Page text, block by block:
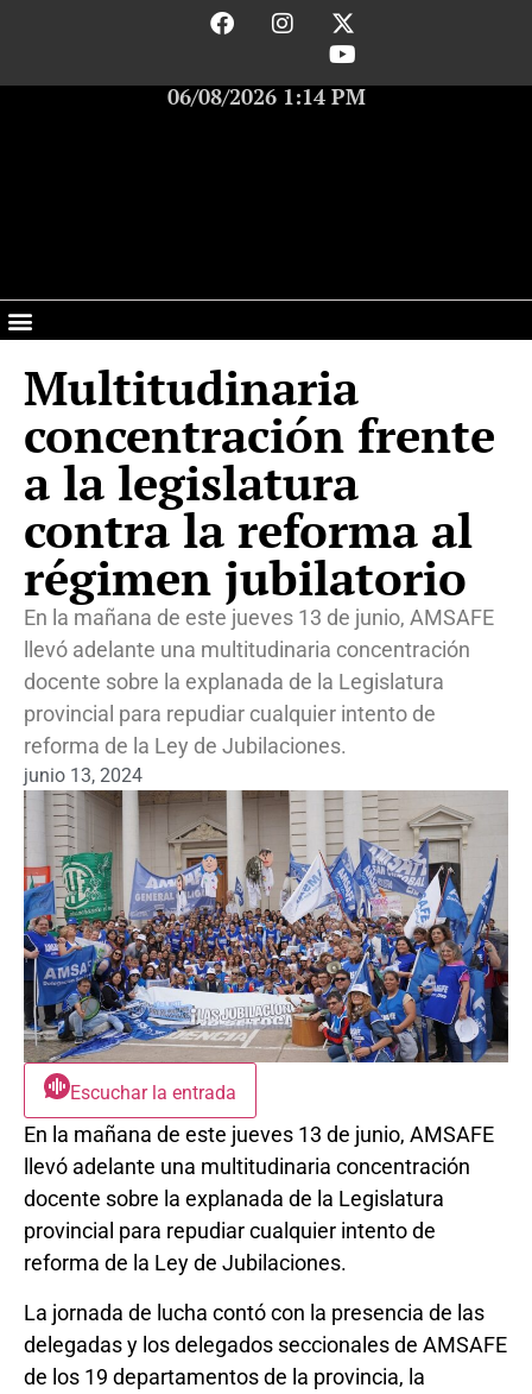
06/08/2026 1:14 PM
Multitudinaria
concentración frente
a la legislatura
contra la reforma al
régimen jubilatorio
En la mañana de este jueves 13 de junio, AMSAFE
llevó adelante una multitudinaria concentración
docente sobre la explanada de la Legislatura
provincial para repudiar cualquier intento de
reforma de la Ley de Jubilaciones.
junio 13, 2024
Escuchar la entrada
En la mañana de este jueves 13 de junio, AMSAFE
llevó adelante una multitudinaria concentración
docente sobre la explanada de la Legislatura
provincial para repudiar cualquier intento de
reforma de la Ley de Jubilaciones.
La jornada de lucha contó con la presencia de las
delegadas y los delegados seccionales de AMSAFE
de los 19 departamentos de la provincia, la